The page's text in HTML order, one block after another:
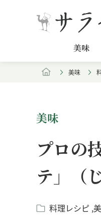
美味
美味
美味
プロの
テ」（
料理レシピ